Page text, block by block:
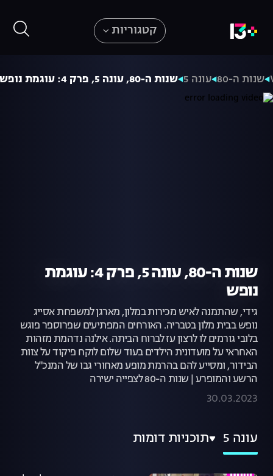
קטגוריות
שנות ה-80 עונה 5 שנות ה-80, עונה 5, פרק 4: עוגמת נופש
שנות ה-80, עונה 5, פרק 4: עוגמת
נופש
גידי, שהתמנה לאיש מכירות במלון, מארגן למשפחת אסייג
נופש בבית מלון בטבריה. האורחים המפתיעים שפרוספר פוגש
בלובי גורמים לו לרצון עז לברוח הביתה. אילנה נדהמת מזהות
האחראי על מועדונית הילדים בעוד שלום לוקח פיקוד על צוות
הבידור, ומסייע להם בהרמת מופע מאחורי גבו של המנכ"ל
הרשע והמופרע | שנות ה-80 לצפייה ישירה
30.03.2023
עונה 5 תוכניות דומות